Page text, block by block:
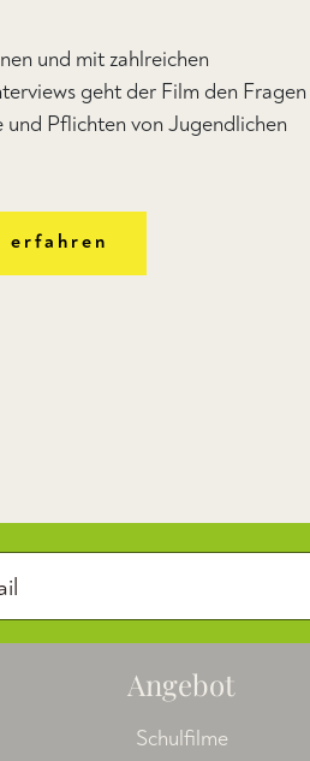
und mit zahlreichen
geht der Film den Fragen
und Pflichten von Jugendlichen
erfahren
Angebot
Schulfilme